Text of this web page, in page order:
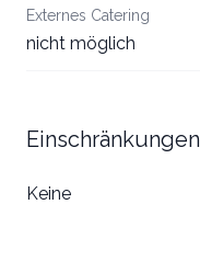
Externes Catering
nicht möglich
Einschränkungen
Keine